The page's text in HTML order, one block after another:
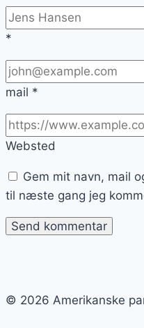
*
mail *
Websted
Gem mit navn, mail
til næste gang jeg
© 2026 Amerikanske